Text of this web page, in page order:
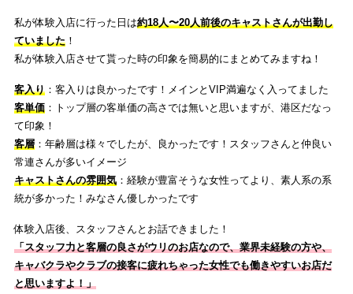
私が体験入店に行った日は約18人〜20人前後のキャストさんが出勤し
ていました！
私が体験入店させて貰った時の印象を簡易的にまとめてみますね！
客入り：客入りは良かったです！メインとVIP満遍なく入ってました
客単価：トップ層の客単価の高さでは無いと思いますが、港区だなっ
て印象！
客層：年齢層は様々でしたが、良かったです！スタッフさんと仲良い
常連さんが多いイメージ
キャストさんの雰囲気：経験が豊富そうな女性ってより、素人系の系
統が多かった！みなさん優しかったです
体験入店後、スタッフさんとお話できました！
「スタッフ力と客層の良さがウリのお店なので、業界未経験の方や、
キャバクラやクラブの接客に疲れちゃった女性でも働きやすいお店だ
と思いますよ！ 」